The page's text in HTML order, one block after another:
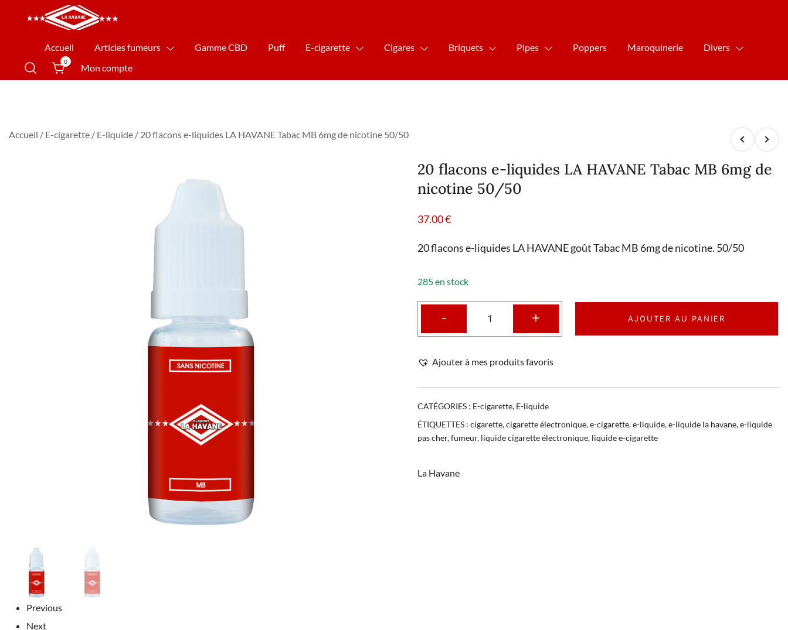
La Havane Nîmes
Accueil Articles fumeurs Gamme CBD Puff E-cigarette Cigares Briquets Pipes Poppers Maroquinerie Divers
0
Mon compte
Accueil / E-cigarette / E-liquide / 20 flacons e-liquides LA HAVANE Tabac MB 6mg de nicotine 50/50
Previous
Next
20 flacons e-liquides LA HAVANE Tabac MB 6mg de
nicotine 50/50
37.00€
20 flacons e-liquides LA HAVANE goût Tabac MB 6mg de nicotine. 50/50
285 en stock
- + AJOUTER AU PANIER
Ajouter à mes produits favoris
CATÉGORIES : E-cigarette, E-liquide
ÉTIQUETTES : cigarette,cigarette électronique,e-cigarette,e-liquide,e-liquide la havane,e-liquide
pas cher,fumeur, liquide cigarette électronique, liquide e-cigarette
La Havane